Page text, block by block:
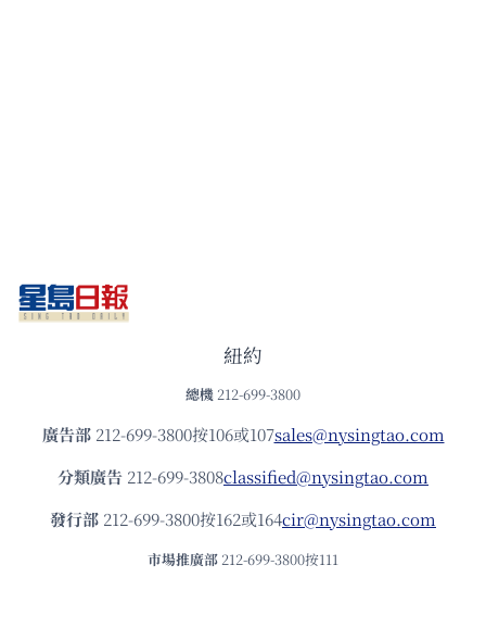
紐約
總機 212-699-3800
廣告部212-699-3800按106或107sales@nysingtao.com
分類廣告 212-699-3808classified@nysingtao.com
發⾏部 212-699-3800按162或164cir@nysingtao.com
市場推廣部 212-699-3800按111